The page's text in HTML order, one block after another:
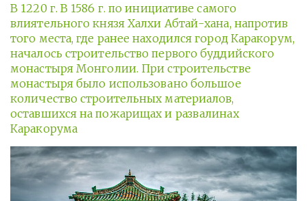
В 1220 г. В 1586 г. по инициативе самого
влиятельного князя Халхи Абтай-хана, напротив
того места, где ранее находился город Каракорум,
началось строительство первого буддийского
монастыря Монголии. При строительстве
монастыря было использовано большое
количество строительных материалов,
оставшихся на пожарищах и развалинах
Каракорума